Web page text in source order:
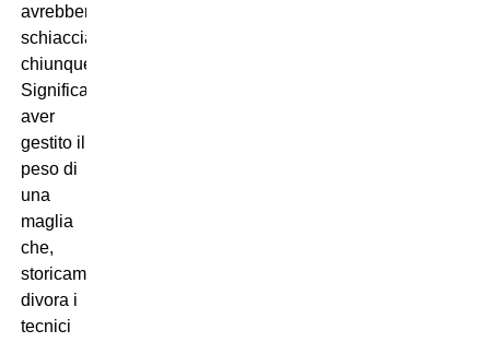
avrebbero
schiacciato
chiunque.
Significa
aver
gestito il
peso di
una
maglia
che,
storicamente,
divora i
tecnici